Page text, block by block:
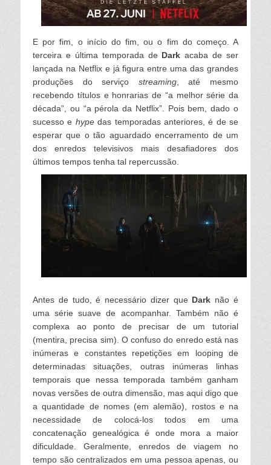
E por fim, o início do fim, ou o fim do começo. A
terceira e última temporada de Dark acaba de ser
lançada na Netflix e já figura entre uma das grandes
produções do serviço streaming, até mesmo
recebendo títulos e honrarias de “a melhor série da
década”, ou “a pérola da Netflix”. Pois bem, dado o
sucesso e hypedas temporadas anteriores, é de se
esperar que o tão aguardado encerramento de um
dos enredos televisivos mais desafiadores dos
últimos tempos tenha tal repercussão.
Antes de tudo, é necessário dizer que Dark não é
uma série suave de acompanhar. Também não é
complexa ao ponto de precisar de um tutorial
(mentira, precisa sim). O confuso do enredo está nas
inúmeras e constantes repetições em looping de
determinadas situações, outras inúmeras linhas
temporais que nessa temporada também ganham
novas versões de outra dimensão, mas aqui digo que
a quantidade de nomes (em alemão), rostos e na
necessidade de colocá-los todos em uma
concatenação genealógica é onde mora a maior
dificuldade. Geralmente, enredos de viagem no
tempo são centralizados em uma pessoa apenas, ou